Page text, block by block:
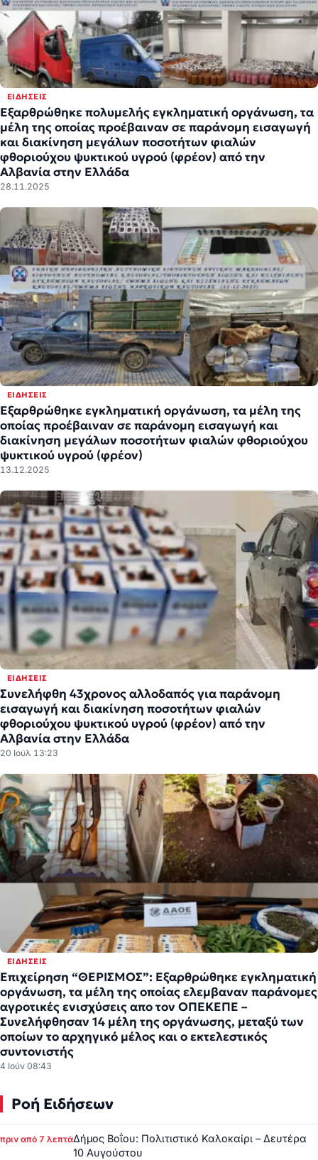
ΕΙΔΉΣΕΙΣ
Εξαρθρώθηκε πολυμελής εγκληματική οργάνωση, τα
μέλη της οποίας προέβαιναν σε παράνομη εισαγωγή
και διακίνηση μεγάλων ποσοτήτων φιαλών
φθοριούχου ψυκτικού υγρού (φρέον) από την
Αλβανία στην Ελλάδα
28.11.2025
ΕΙΔΉΣΕΙΣ
Εξαρθρώθηκε εγκληματική οργάνωση, τα μέλη της
οποίας προέβαιναν σε παράνομη εισαγωγή και
διακίνηση μεγάλων ποσοτήτων φιαλών φθοριούχου
ψυκτικού υγρού (φρέον)
13.12.2025
ΕΙΔΉΣΕΙΣ
Συνελήφθη 43χρονος αλλοδαπός για παράνομη
εισαγωγή και διακίνηση ποσοτήτων φιαλών
φθοριούχου ψυκτικού υγρού (φρέον) από την
Αλβανία στην Ελλάδα
20 Ιούλ 13:23
ΕΙΔΉΣΕΙΣ
Επιχείρηση “ΘΕΡΙΣΜΟΣ”: Εξαρθρώθηκε εγκληματική
οργάνωση, τα μέλη της οποίας ελεμβαναν παράνομες
αγροτικές ενισχύσεις απο τον ΟΠΕΚΕΠΕ –
Συνελήφθησαν 14 μέλη της οργάνωσης, μεταξύ των
οποίων το αρχηγικό μέλος και ο εκτελεστικός
συντονιστής
4 Ιούν 08:43
Ροή Ειδήσεων
πριν από 7 λεπτάΔήμος Βοΐου: Πολιτιστικό Καλοκαίρι – Δευτέρα
10 Αυγούστου